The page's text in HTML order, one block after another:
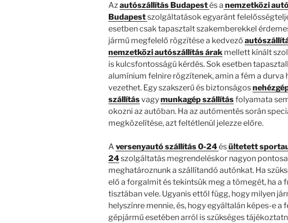
Azautószállítás Budapestés a nemzetközi
Budapestszolgáltatások egyaránt
esetben csak tapasztalt szakemberekkel
jármű megfelelő rögzítése a kedvező
nemzetközi autószállítás árak mellett kínált
is kulcsfontosságú kérdés. Sok esetben
alumínium felnire rögzítenek, amin a fém a durva
vezethet. Egy szakszerű és biztonságos
szállításvagymunkagép szállításfolyamata
okozni az autóban. Ha az autómentés során
megközelítése, azt feltétlenül jelezze előre.
A versenyautó szállítás 0-24ésültetett
24szolgáltatás megrendeléskor nagyon
meghatároznunk a szállítandó autónkat. Ha
elő a forgalmit és tekintsük meg a tömegét, ha a
tisztában vele. Ugyanis ettől függ, hogy milyen
helyszínre mennie, és, hogy egyáltalán képes-e a
gépjármű esetében arról is szükséges